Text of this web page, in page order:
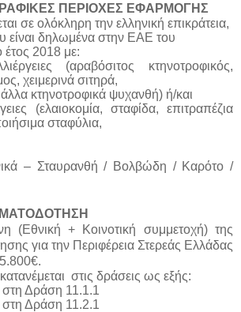
ΠΕΡΙΟΧΕΣ ΕΦΑΡΜΟΓΗΣ
σε ολόκληρη την ελληνική επικράτεια,
είναι δηλωμένα στην ΕΑΕ του
2018 με:
(αραβόσιτος κτηνοτροφικός,
χειμερινά σιτηρά,
άλλα κτηνοτροφικά ψυχανθή) ή/και
(ελαιοκομία, σταφίδα, επιτραπέζια
σταφύλια,
– Σταυρανθή / Βολβώδη / Καρότο /
(Εθνική + Κοινοτική συμμετοχή) της
για την Περιφέρεια Στερεάς Ελλάδας
€.
στις δράσεις ως εξής:
στη Δράση 11.1.1
στη Δράση 11.2.1